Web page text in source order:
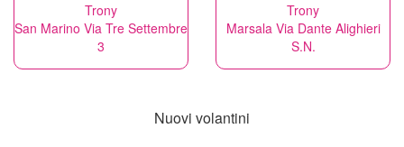
Trony
San Marino Via Tre Settembre
3
Trony
Marsala Via Dante Alighieri
S.N.
Nuovi volantini